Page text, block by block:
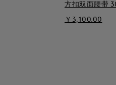
方扣双面腰带
￥3,100.00